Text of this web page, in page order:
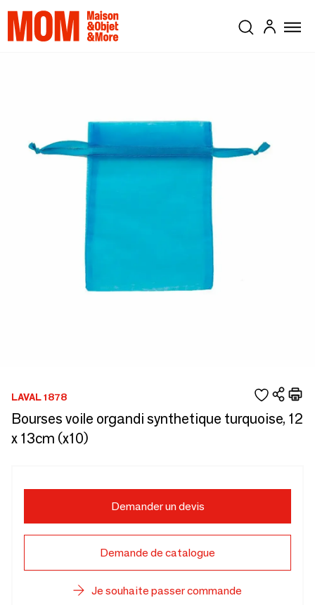
LAVAL 1878
Bourses voile organdi synthetique turquoise, 12
x 13cm (x10)
Demander un devis
Demande de catalogue
Je souhaite passer commande